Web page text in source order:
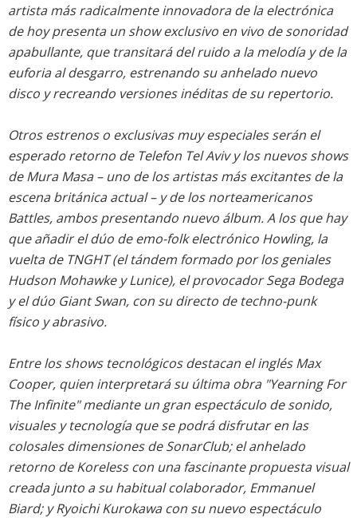
artista más radicalmente innovadora de la electrónica
de hoy presenta un show exclusivo en vivo de sonoridad
apabullante, que transitará del ruido a la melodía y de la
euforia al desgarro, estrenando su anhelado nuevo
disco y recreando versiones inéditas de su repertorio.
Otros estrenos o exclusivas muy especiales serán el
esperado retorno de Telefon Tel Aviv y los nuevos shows
de Mura Masa – uno de los artistas más excitantes de la
escena británica actual – y de los norteamericanos
Battles, ambos presentando nuevo álbum. A los que hay
que añadir el dúo de emo-folk electrónico Howling, la
vuelta de TNGHT (el tándem formado por los geniales
Hudson Mohawke y Lunice), el provocador Sega Bodega
y el dúo Giant Swan, con su directo de techno-punk
físico y abrasivo.
Entre los shows tecnológicos destacan el inglés Max
Cooper, quien interpretará su última obra "Yearning For
The Infinite" mediante un gran espectáculo de sonido,
visuales y tecnología que se podrá disfrutar en las
colosales dimensiones de SonarClub; el anhelado
retorno de Koreless con una fascinante propuesta visual
creada junto a su habitual colaborador, Emmanuel
Biard; y Ryoichi Kurokawa con su nuevo espectáculo